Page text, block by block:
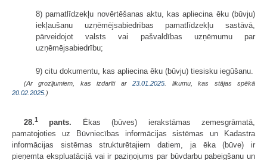
8) pamatlīdzekļu novērtēšanas aktu, kas apliecina ēku (būvju)
iekļaušanu uzņēmējsabiedrības pamatlīdzekļu sastāvā,
pārveidojot valsts vai pašvaldības uzņēmumu par
uzņēmējsabiedrību;
9) citu dokumentu, kas apliecina ēku (būvju) tiesisku iegūšanu.
(Ar grozījumiem, kas izdarīti ar23.01.2025 . likumu, kas stājas spēkā
20.02.2025. )
28.1 pants. Ēkas (būves) ierakstāmas zemesgrāmatā,
pamatojoties uz Būvniecības informācijas sistēmas un Kadastra
informācijas sistēmas strukturētajiem datiem, ja ēka (būve) ir
pieņemta ekspluatācijā vai ir paziņojums par būvdarbu pabeigšanu un